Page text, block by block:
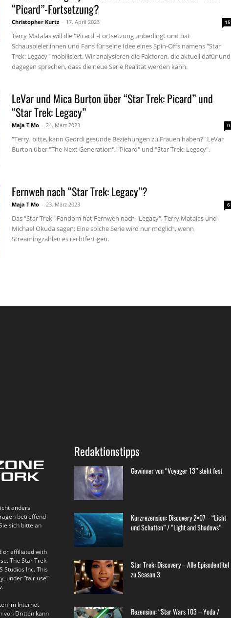
“Picard”-Fortsetzung?
Christopher Kurtz - 17. April 2023 15
Terry Matalas will die "Picard"-Fortsetzung unbedingt und hat
Schauspieler:innen und Fans für seine Idee eines Spin-Offs namens "Star
Trek: Legacy" mobilisiert. Wir analysieren die Faktoren, die aktuell dafür und
dagegen sprechen, dass die neue Serie Realität werden kann.
LeVar und Mica Burton über “Star Trek: Picard” und
“Star Trek: Legacy”
Maja T Mo - 24. März 2023 0
"Terry, bitte, kann Geordi gesunde Beziehungen zu Frauen haben?" LeVar
Burton über "The Next Generation", "Picard" und "Star Trek: Legacy".
Fernweh nach “Star Trek: Legacy”?
Maja T Mo - 23. März 2023 6
Das "Star Trek"-Fandom hat Fernweh nach "Legacy", Terry Matalas und
Michael Okuda sagen: Eine solche Serie wird nur möglich, wenn
Streamingzahlen es rechtfertigen.
anders
betreffend
sich bitte an
or affiliated with
The Star Trek
Studios Inc. This
under “fair use”
im Internet
von Dritten kann
Redaktionstipps
Gewinner von “Voyager 13” steht fest
Kurzrezension: Discovery 2×07 – “Licht
und Schatten” / “Light and Shadows”
Star Trek: Discovery – Alle Episodentitel
zu Season 3
Rezension: “Star Wars 103 – Yoda /